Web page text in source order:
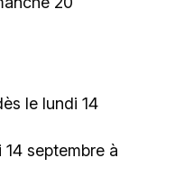
le lundi 14
septembre à